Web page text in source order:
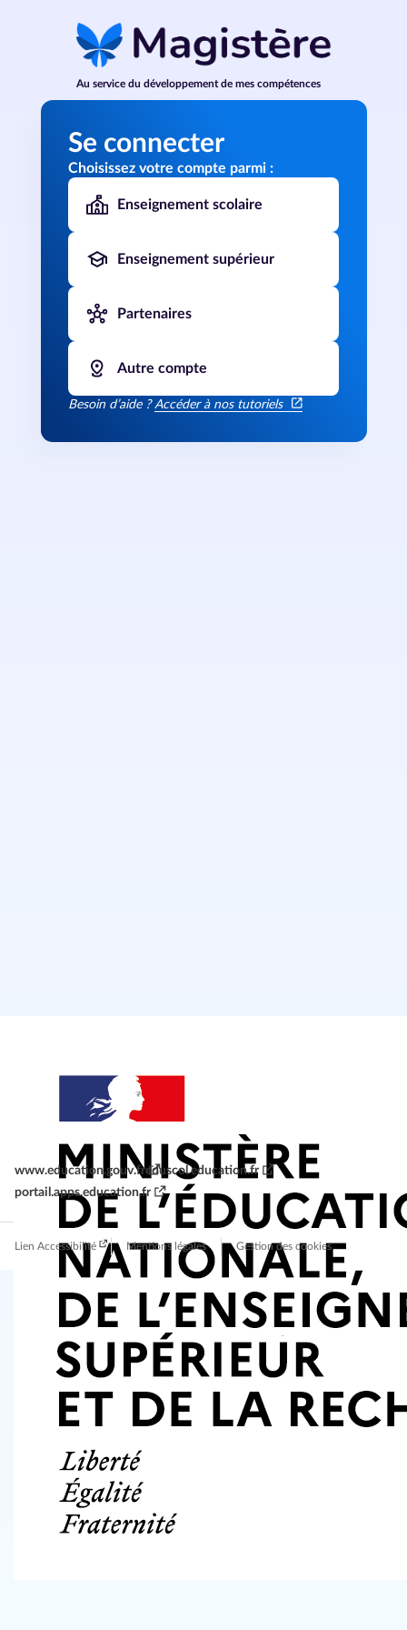
Page de connexion Magistère
Au service du développement de mes compétences
Se connecter
Choisissez votre compte parmi :
Enseignement scolaire
Enseignement supérieur
Partenaires
Autre compte
Besoin d’aide ?Accéder à nos tutoriels
www.education.gouv.freduscol.education.fr
portail.apps.education.fr
Lien Accessibilité Mentions légales Gestion des cookies